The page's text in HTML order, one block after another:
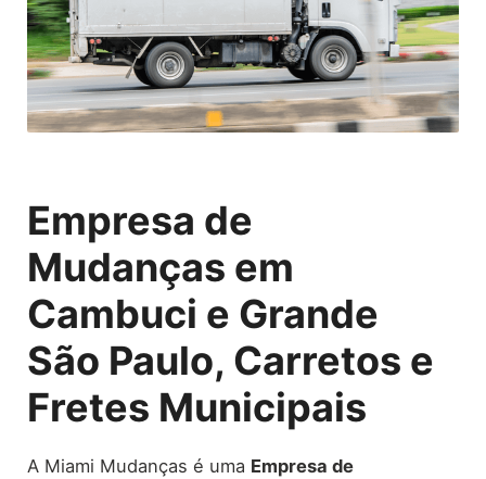
Empresa de
Mudanças em
Cambuci e Grande
São Paulo, Carretos e
Fretes Municipais
A Miami Mudanças é uma Empresa de